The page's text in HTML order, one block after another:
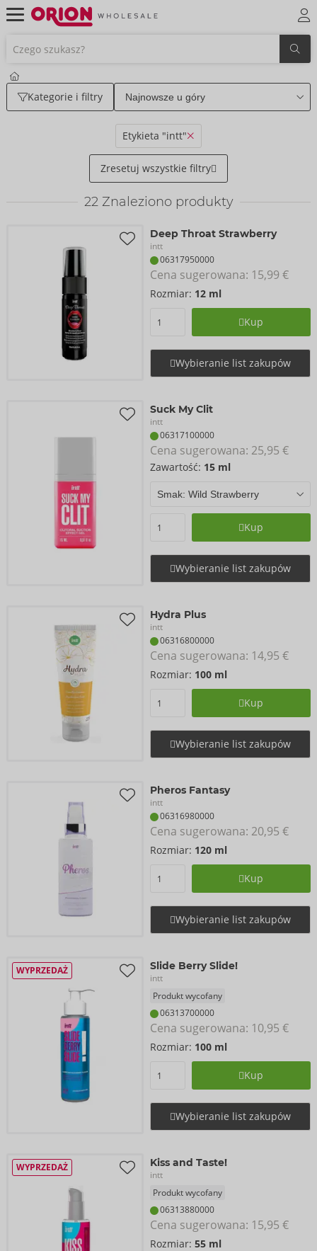
Kategorie i filtry
Etykieta "intt"
Zresetuj wszystkie filtry
22Znaleziono produkty
Deep Throat Strawberry
intt
06317950000
Cena sugerowana: 15,99 €
Rozmiar: 12 ml
Kup
Wybieranie list zakupów
Suck My Clit
intt
06317100000
Cena sugerowana: 25,95 €
Zawartość: 15 ml
Kup
Wybieranie list zakupów
Hydra Plus
intt
06316800000
Cena sugerowana: 14,95 €
Rozmiar: 100 ml
Kup
Wybieranie list zakupów
Pheros Fantasy
intt
06316980000
Cena sugerowana: 20,95 €
Rozmiar: 120 ml
Kup
Wybieranie list zakupów
WYPRZEDAŻ Slide Berry Slide!
intt
Produkt wycofany
06313700000
Cena sugerowana: 10,95 €
Rozmiar: 100 ml
Kup
Wybieranie list zakupów
WYPRZEDAŻ Kiss and Taste!
intt
Produkt wycofany
06313880000
Cena sugerowana: 15,95 €
Rozmiar: 55 ml